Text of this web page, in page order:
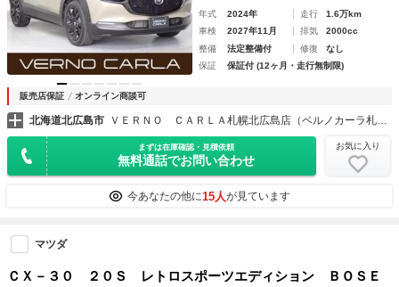
年式 2024年 走行
1.6万km
車検
2027年11月 排気
2000cc
整備
法定整備付 修復
なし
保証
保証付 (12ヶ月・走行無制限)
販売店保証 オンライン商談可
北海道北広島市 ＶＥＲＮＯ ＣＡＲＬＡ札幌北広島店（ベルノカーラ札幌北広島店）
まずは在庫確認・見積依頼
無料通話でお問い合わせ
お気に入り
今あなたの他に15人が見ています
マツダ
ＣＸ－３０ ２０Ｓ レトロスポーツエディション ＢＯＳＥ